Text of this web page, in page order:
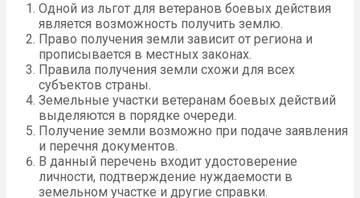
Одной из льгот для ветеранов боевых действия
является возможность получить землю.
Право получения земли зависит от региона и
прописывается в местных законах.
Правила получения земли схожи для всех
субъектов страны.
Земельные участки ветеранам боевых действий
выделяются в порядке очереди.
Получение земли возможно при подаче заявления
и перечня документов.
В данный перечень входит удостоверение
личности, подтверждение нуждаемости в
земельном участке и другие справки.